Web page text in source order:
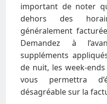
important de noter
dehors des
généralement
Demandez à
suppléments
de nuit, les week-
vous permettra
désagréable sur la